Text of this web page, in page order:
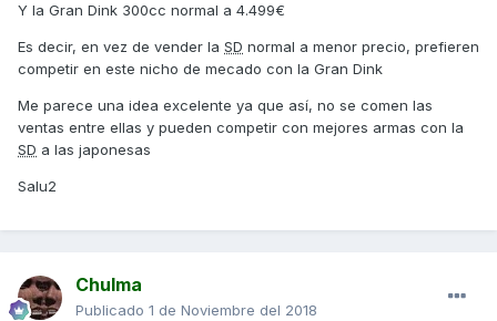
Y la Gran Dink 300cc normal a 4.499€
Es decir, en vez de vender la SD normal a menor precio, prefieren
competir en este nicho de mecado con la Gran Dink
Me parece una idea excelente ya que así, no se comen las
ventas entre ellas y pueden competir con mejores armas con la
SD a las japonesas
Salu2
Chulma
Publicado 1 de Noviembre del 2018